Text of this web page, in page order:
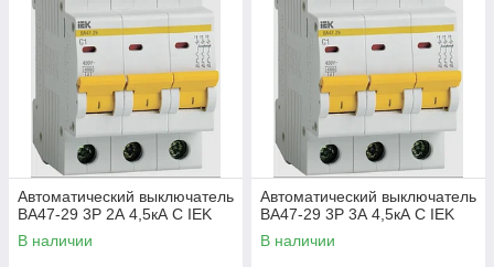
Автоматический выключатель
ВА47-29 3Р 2А 4,5кА С IEK
В наличии
Автоматический выключатель
ВА47-29 3Р 3А 4,5кА С IEK
В наличии